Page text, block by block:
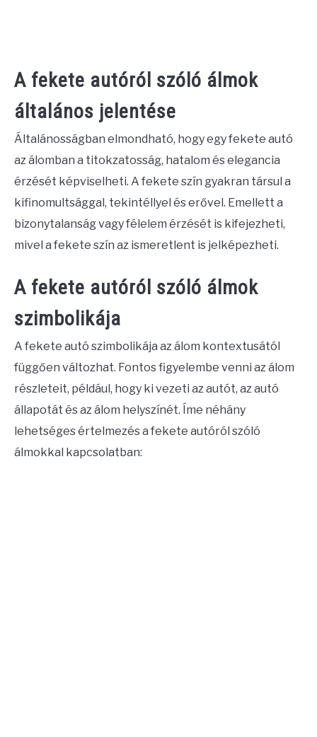
A fekete autóról szóló álmok
általános jelentése
Általánosságban elmondható, hogy egy fekete autó
az álomban a titokzatosság, hatalom és elegancia
érzését képviselheti. A fekete szín gyakran társul a
kifinomultsággal, tekintéllyel és erővel. Emellett a
bizonytalanság vagy félelem érzését is kifejezheti,
mivel a fekete szín az ismeretlent is jelképezheti.
A fekete autóról szóló álmok
szimbolikája
A fekete autó szimbolikája az álom kontextusától
függően változhat. Fontos figyelembe venni az álom
részleteit, például, hogy ki vezeti az autót, az autó
állapotát és az álom helyszínét. Íme néhány
lehetséges értelmezés a fekete autóról szóló
álmokkal kapcsolatban: